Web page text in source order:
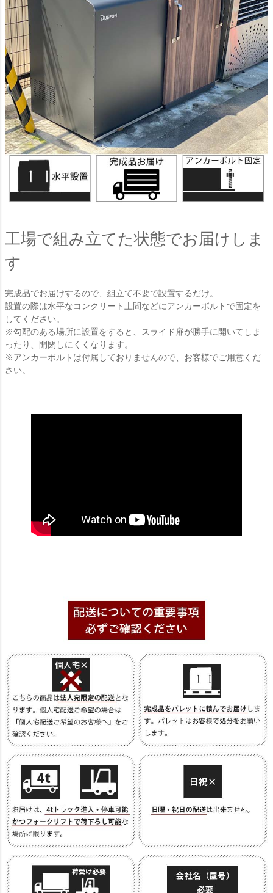
工場で組み立てた状態でお届けしま
す
完成品でお届けするので、組立て不要で設置するだけ。
設置の際は水平なコンクリート土間などにアンカーボルトで固定を
してください。
※勾配のある場所に設置をすると、スライド扉が勝手に開いてしま
ったり、開閉しにくくなります。
※アンカーボルトは付属しておりませんので、お客様でご用意くだ
さい。